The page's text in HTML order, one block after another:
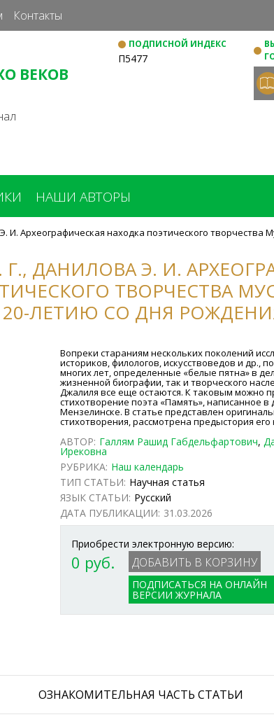
к
основному
Контакты
ВЕКОВ
ПОДПИСНОЙ ИНДЕКС
П5477
НАШИ АВТОРЫ
И. Археографическая находка поэтического творчества
Г., ДАНИЛОВА Э. И.
ТВОРЧЕСТВА
ЛЕТИЮ СО ДНЯ
Вопреки стараниям нескольких поколений
историков, филологов, искусствоведов и др.,
многих лет, определенные «белые пятна» в
жизненной биографии, так и творческого
Джалиля все еще остаются. К таковым можно
стихотворение поэта «Память», написанное в
Мензелинске. В статье представлен
стихотворения, рассмотрена предыстория его
АВТОР: Галлям Рашид Габдельфартович,
Ирековна
РУБРИКА: Наш календарь
ТИП СТАТЬИ: Научная статья
ЯЗЫК СТАТЬИ: Русский
ДАТА ПУБЛИКАЦИИ: 31.03.2026
Приобрести электронную версию:
0 руб.
ПОДПИСАТЬСЯ НА ОНЛАЙН
ВЕРСИИ ЖУРНАЛА
ОЗНАКОМИТЕЛЬНАЯ ЧАСТЬ СТАТЬИ